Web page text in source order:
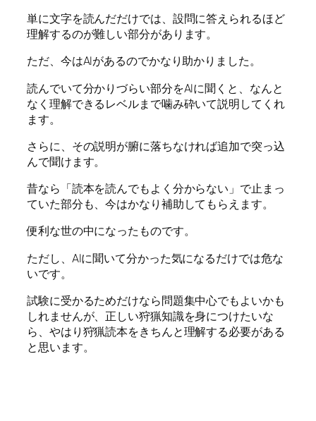
単に文字を読んだだけでは、設問に答えられるほど
理解するのが難しい部分があります。
ただ、今はAIがあるのでかなり助かりました。
読んでいて分かりづらい部分をAIに聞くと、なんと
なく理解できるレベルまで噛み砕いて説明してくれ
ます。
さらに、その説明が腑に落ちなければ追加で突っ込
んで聞けます。
昔なら「読本を読んでもよく分からない」で止まっ
ていた部分も、今はかなり補助してもらえます。
便利な世の中になったものです。
ただし、AIに聞いて分かった気になるだけでは危な
いです。
試験に受かるためだけなら問題集中心でもよいかも
しれませんが、正しい狩猟知識を身につけたいな
ら、やはり狩猟読本をきちんと理解する必要がある
と思います。